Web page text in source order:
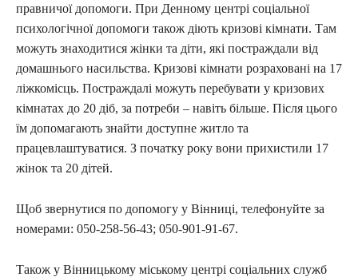
правничої допомоги. При Денному центрі соціальної
психологічної допомоги також діють кризові кімнати. Там
можуть знаходитися жінки та діти, які постраждали від
домашнього насильства. Кризові кімнати розраховані на 17
ліжкомісць. Постраждалі можуть перебувати у кризових
кімнатах до 20 діб, за потреби – навіть більше. Після цього
їм допомагають знайти доступне житло та
працевлаштуватися. З початку року вони прихистили 17
жінок та 20 дітей.
Щоб звернутися по допомогу у Вінниці, телефонуйте за
номерами: 050-258-56-43; 050-901-91-67.
Також у Вінницькому міському центрі соціальних служб